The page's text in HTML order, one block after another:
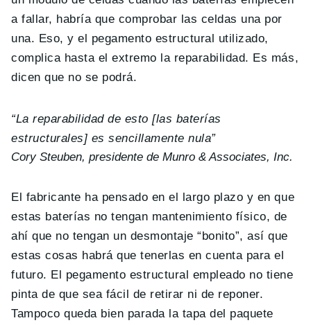
a fallar, habría que comprobar las celdas una por
una. Eso, y el pegamento estructural utilizado,
complica hasta el extremo la reparabilidad. Es más,
dicen que no se podrá.
“La reparabilidad de esto [las baterías
estructurales] es sencillamente nula”
Cory Steuben, presidente de Munro & Associates, Inc.
El fabricante ha pensado en el largo plazo y en que
estas baterías no tengan mantenimiento físico, de
ahí que no tengan un desmontaje “bonito”, así que
estas cosas habrá que tenerlas en cuenta para el
futuro. El pegamento estructural empleado no tiene
pinta de que sea fácil de retirar ni de reponer.
Tampoco queda bien parada la tapa del paquete